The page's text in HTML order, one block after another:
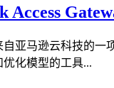
Access
自亚马逊云科技的
化模型的工具...